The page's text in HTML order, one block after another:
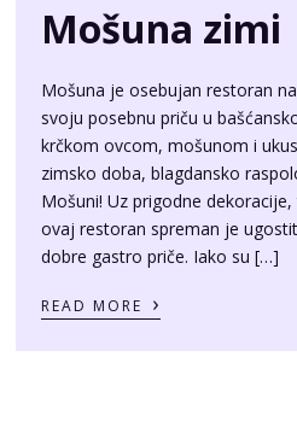
Mošuna zimi
Mošuna je osebujan restoran
svoju posebnu priču u
krčkom ovcom, mošunom i
zimsko doba, blagdansko
Mošuni! Uz prigodne
ovaj restoran spreman je
dobre gastro priče. Iako su […]
READ MORE ›